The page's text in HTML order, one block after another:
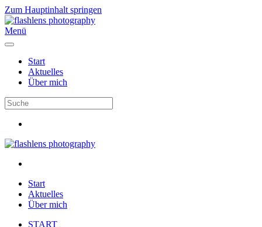
Zum Hauptinhalt springen
Menü
Start
Aktuelles
Über mich
Start
Aktuelles
Über mich
START